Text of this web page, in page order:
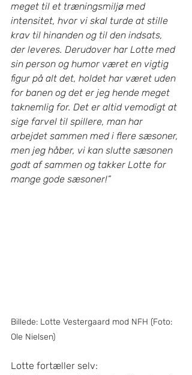
meget til et træningsmiljø med
intensitet, hvor vi skal turde at stille
krav til hinanden og til den indsats,
der leveres. Derudover har Lotte med
sin person og humor været en vigtig
figur på alt det, holdet har været uden
for banen og det er jeg hende meget
taknemlig for. Det er altid vemodigt at
sige farvel til spillere, man har
arbejdet sammen med i flere sæsoner,
men jeg håber, vi kan slutte sæsonen
godt af sammen og takker Lotte for
mange gode sæsoner!”
Billede: Lotte Vestergaard mod NFH (Foto:
Ole Nielsen)
Lotte fortæller selv: